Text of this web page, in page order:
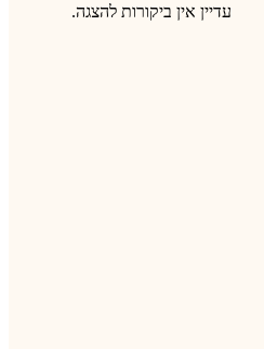
עדיין אין ביקורות להצגה.